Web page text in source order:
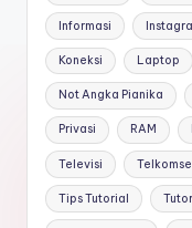
Informasi
Koneksi Laptop
Not Angka Pianika
Privasi RAM
Televisi
Tips Tutorial